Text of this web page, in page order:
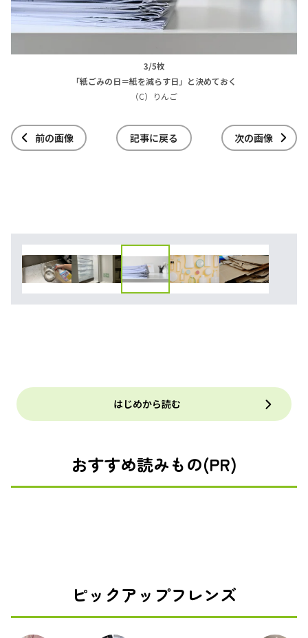
3/5枚
「紙ごみの日＝紙を減らす日」と決めておく
（C）りんご
前の画像 記事に戻る 次の画像
はじめから読む
おすすめ読みもの(PR)
ピックアップフレンズ